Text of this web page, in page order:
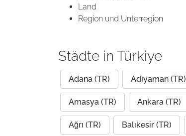
Land
Region und Unterregion
Städte in Türkiye
Adana (TR) Adıyaman (TR)
Amasya (TR) Ankara (TR)
Ağrı (TR) Balıkesir (TR)